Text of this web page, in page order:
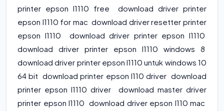
printer epson l1110 free download driver printer
epson l1110 for mac download driver resetter printer
epson l1110 download driver printer epson l1110
download driver printer epson l1110 windows 8
download driver printer epson l1110 untuk windows 10
64 bit download printer epson l110 driver download
printer epson l1110 driver download master driver
printer epson l1110 download driver epson l110 mac